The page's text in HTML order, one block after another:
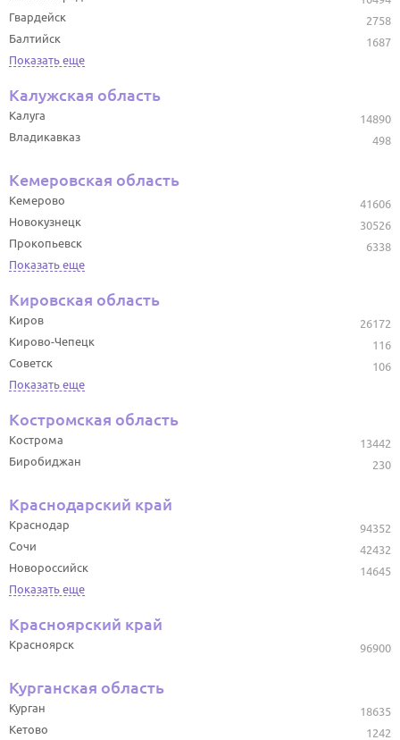
2758
Гвардейск
1687
Балтийск
Показать еще
Калужская область
14890
Калуга
498
Владикавказ
Кемеровская область
41606
Кемерово
30526
Новокузнецк
6338
Прокопьевск
Показать еще
Кировская область
26172
Киров
116
Кирово-Чепецк
106
Советск
Показать еще
Костромская область
13442
Кострома
230
Биробиджан
Краснодарский край
94352
Краснодар
42432
Сочи
14645
Новороссийск
Показать еще
Красноярский край
96900
Красноярск
Курганская область
18635
Курган
1242
Кетово